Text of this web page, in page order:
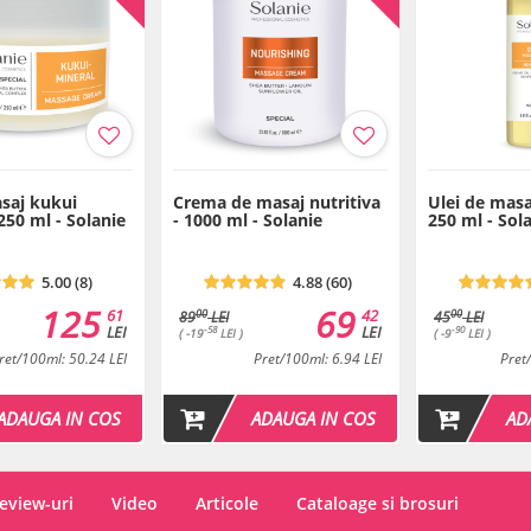
EFECTE IMEDIATE:
intareste tesutul pielii
revitalizeaza
efect anti-oxidant
Utilizare in salon:Pulverizati
tratamentul. Ideal, de
Ingrediente
: Aqua (Water),
(Peppermint) Leaf Water,
Hyaluronate, Portulaca
Thermophillus Ferment,
Propamidobenzoic Acid,
Sodium Benzoate,
kukui
ml - Solanie
5.00 (8)
61
LEI
125
100ml: 50.24 LEI
IN COS
Crema de masaj nutritiva
- 1000 ml - Solanie
4.88 (60)
8900LEI
( -19-58LEI )
42
LEI
69
Pret/100ml: 6.94 LEI
ADAUGA IN COS
Ulei de
250 ml -
4500LEI
( -9-90LEI )
uri Video Articole Cataloage si brosuri